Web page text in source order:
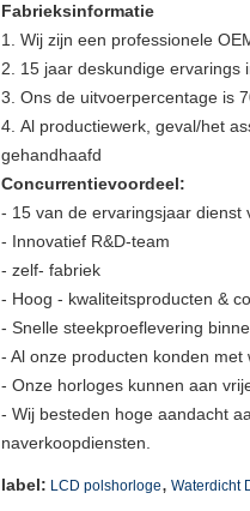
Fabrieksinformatie
1. Wij zijn een professionele
2. 15 jaar deskundige ervarings
3. Ons de uitvoerpercentage is
4. Al productiewerk, geval/het
gehandhaafd
Concurrentievoordeel:
- 15 van de ervaringsjaar dienst
- Innovatief R&D-team
- zelf- fabriek
- Hoog - kwaliteitsproducten &
- Snelle steekproeflevering
- Al onze producten konden
- Onze horloges kunnen aan
- Wij besteden hoge aandacht
naverkoopdiensten.
label: LCD polshorloge, Waterdicht